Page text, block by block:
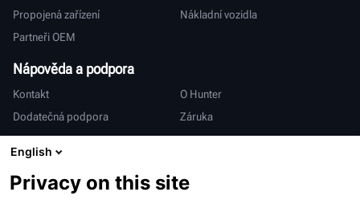
Propojená zařízení
Nákladní vozidla
Partneři OEM
Nápověda a podpora
Kontakt
O Hunter
Dodatečná podpora
Záruka
Mezinárodní
Prodej a servis
English
Privacy on this site